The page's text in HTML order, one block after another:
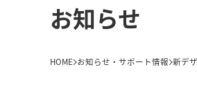
お知らせ
HOME お知らせ・サポート情報 新デ